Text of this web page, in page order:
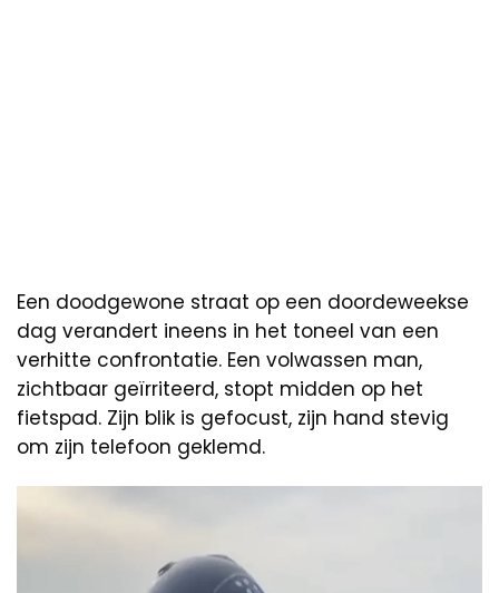
Een doodgewone straat op een doordeweekse
dag verandert ineens in het toneel van een
verhitte confrontatie. Een volwassen man,
zichtbaar geïrriteerd, stopt midden op het
fietspad. Zijn blik is gefocust, zijn hand stevig
om zijn telefoon geklemd.